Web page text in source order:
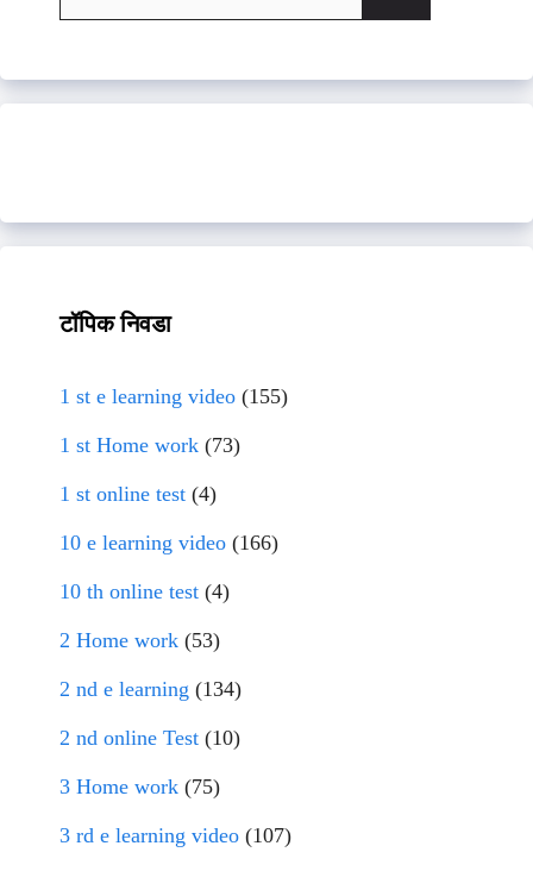
for:
टॉपिक निवडा
1 st e learning video (155)
1 st Home work (73)
1 st online test (4)
10 e learning video (166)
10 th online test (4)
2 Home work (53)
2 nd e learning (134)
2 nd online Test (10)
3 Home work (75)
3 rd e learning video (107)